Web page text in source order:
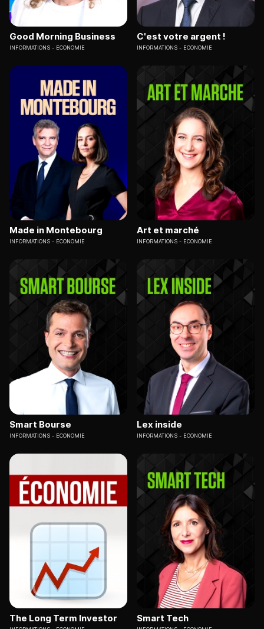
Good Morning Business
INFORMATIONS ECONOMIE
C'est votre argent !
INFORMATIONS ECONOMIE
Made in Montebourg
INFORMATIONS ECONOMIE
Art et marché
INFORMATIONS ECONOMIE
Smart Bourse
INFORMATIONS ECONOMIE
Lex inside
INFORMATIONS ECONOMIE
The Long Term Investor Smart Tech